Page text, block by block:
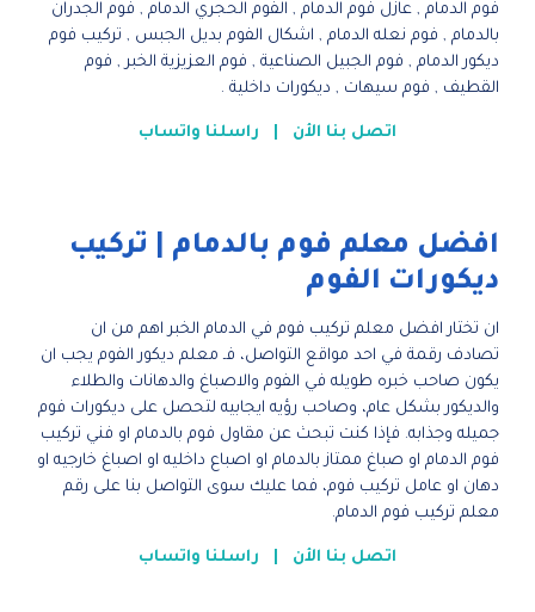
فوم الدمام , عازل فوم الدمام , الفوم الحجري الدمام , فوم الجدران
بالدمام , فوم نعله الدمام , اشكال الفوم بديل الجبس , تركيب فوم
ديكور الدمام , فوم الجبيل الصناعية , فوم العزيزية الخبر , فوم
القطيف , فوم سيهات , ديكورات داخلية .
اتصل بنا الأن راسلنا واتساب
افضل معلم فوم بالدمام | تركيب
ديكورات الفوم
ان تختار افضل معلم تركيب فوم في الدمام الخبر اهم من ان
تصادف رقمة في احد مواقع التواصل، فـ معلم ديكور الفوم يجب ان
يكون صاحب خبره طويله في الفوم والاصباغ والدهانات والطلاء
والديكور بشكل عام، وصاحب رؤيه ايجابيه لتحصل على ديكورات فوم
جميله وجذابه. فإذا كنت تبحث عن مقاول فوم بالدمام او فني تركيب
فوم الدمام او صباغ ممتاز بالدمام او اصباع داخليه او اصباغ خارجيه او
دهان او عامل تركيب فوم، فما عليك سوى التواصل بنا على رقم
معلم تركيب فوم الدمام.
اتصل بنا الأن راسلنا واتساب